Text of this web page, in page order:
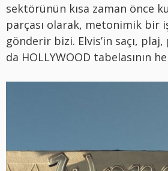
sektörünün kısa zaman önce
parçası olarak, metonimik bir
gönderir bizi. Elvis’in saçı,
da HOLLYWOOD tabelasının